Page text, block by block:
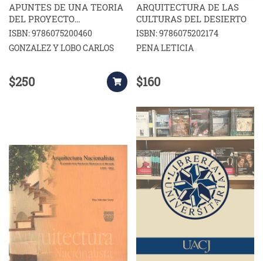
APUNTES DE UNA TEORIA
DEL PROYECTO
ARQUITECTONICO
ISBN: 9786075200460
GONZALEZ Y LOBO CARLOS
$250
ARQUITECTURA DE LAS
CULTURAS DEL DESIERTO
ISBN: 9786075202174
PENA LETICIA
$160